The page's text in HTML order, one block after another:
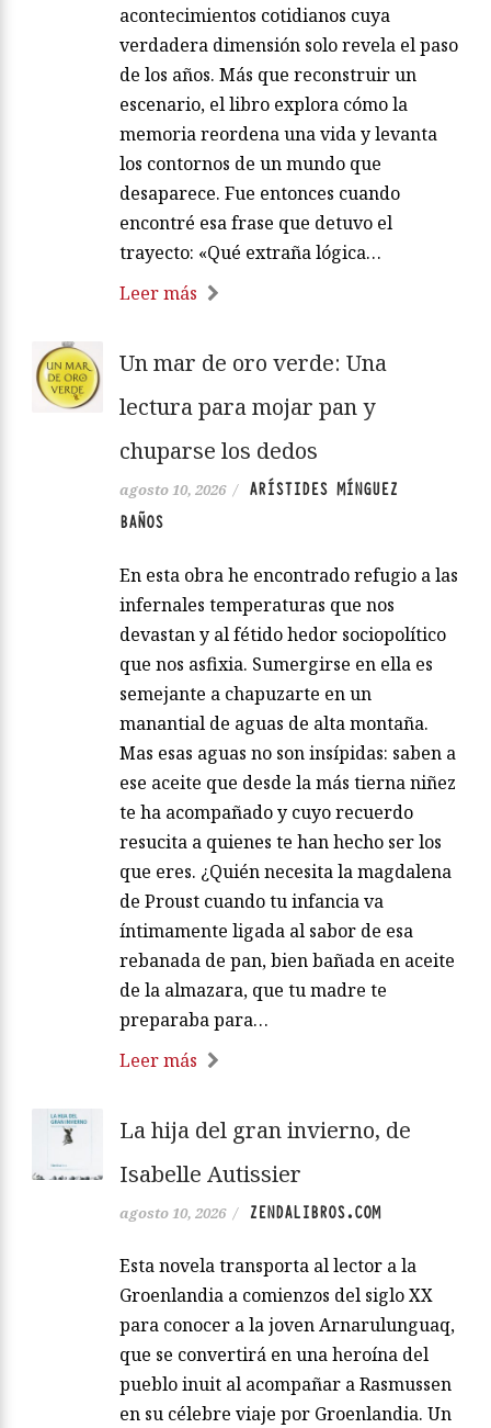
acontecimientos cotidianos cuya
verdadera dimensión solo revela el paso
de los años. Más que reconstruir un
escenario, el libro explora cómo la
memoria reordena una vida y levanta
los contornos de un mundo que
desaparece. Fue entonces cuando
encontré esa frase que detuvo el
trayecto: «Qué extraña lógica…
Leer más
Un mar de oro verde: Una
lectura para mojar pan y
chuparse los dedos
agosto 10, 2026 /
ARÍSTIDES MÍNGUEZ
BAÑOS
En esta obra he encontrado refugio a las
infernales temperaturas que nos
devastan y al fétido hedor sociopolítico
que nos asfixia. Sumergirse en ella es
semejante a chapuzarte en un
manantial de aguas de alta montaña.
Mas esas aguas no son insípidas: saben a
ese aceite que desde la más tierna niñez
te ha acompañado y cuyo recuerdo
resucita a quienes te han hecho ser los
que eres. ¿Quién necesita la magdalena
de Proust cuando tu infancia va
íntimamente ligada al sabor de esa
rebanada de pan, bien bañada en aceite
de la almazara, que tu madre te
preparaba para…
Leer más
La hija del gran invierno, de
Isabelle Autissier
agosto 10, 2026 / ZENDALIBROS.COM
Esta novela transporta al lector a la
Groenlandia a comienzos del siglo XX
para conocer a la joven Arnarulunguaq,
que se convertirá en una heroína del
pueblo inuit al acompañar a Rasmussen
en su célebre viaje por Groenlandia. Un